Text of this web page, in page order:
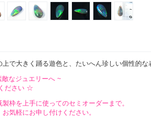
で大きく踊る遊色と、たいへん珍しい個性的な
なジュエリーへ ~
ださい ☆
枠を上手に使ってのセミオーダーまで。
気軽にお申し付けください。